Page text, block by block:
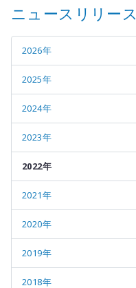
ニュースリリース
2026年
2025年
2024年
2023年
2022年
2021年
2020年
2019年
2018年